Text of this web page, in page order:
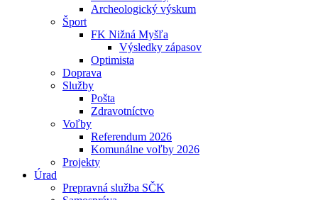
Archeologický výskum
Šport
FK Nižná Myšľa
Výsledky zápasov
Optimista
Doprava
Služby
Pošta
Zdravotníctvo
Voľby
Referendum 2026
Komunálne voľby 2026
Projekty
Úrad
Prepravná služba SČK